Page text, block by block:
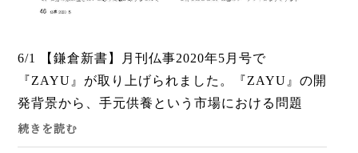
6/1 【鎌倉新書】月刊仏事2020年5月号で
『ZAYU』が取り上げられました。『ZAYU』の開
発背景から、手元供養という市場における問題
点、そして、手元供養に代わる概念の必要性など
について、色々と詳しくお話するこ...
続きを読む